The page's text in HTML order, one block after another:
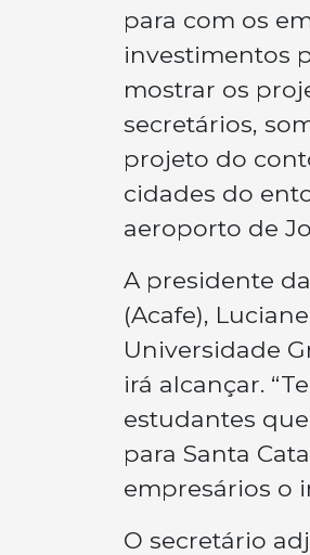
para com os
investimentos
mostrar os
secretários,
projeto do
cidades do
aeroporto de
A presidente
(Acafe),
Universidade
irá alcançar.
estudantes
para Santa
empresários o
O secretário